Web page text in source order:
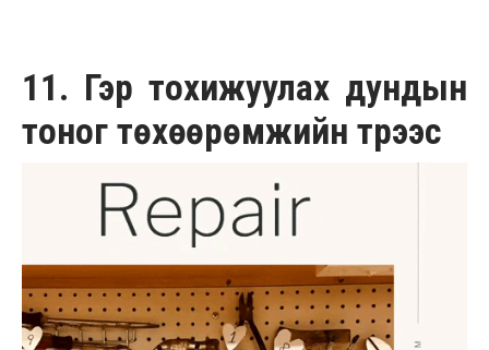
11. Гэр тохижуулах дундын
тоног төхөөрөмжийн түрээс